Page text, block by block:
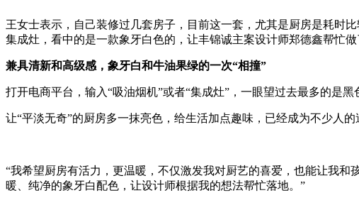
王女士表示，自己装修过几套房子，目前这一套，尤其是厨房是耗时
集成灶，看中的是一款象牙白色的，让丰锦诚主案设计师郑德鑫帮忙
兼具清新和高级感，象牙白和牛油果绿的一次“相撞”
打开电商平台，输入“吸油烟机”或者“集成灶”，一眼望过去最多的是
让“平淡无奇”的厨房多一抹亮色，给生活加点趣味，已经成为不少人
“我希望厨房有活力，更温暖，不仅激发我对厨艺的喜爱，也能让我
暖、纯净的象牙白配色，让设计师根据我的想法帮忙落地。”